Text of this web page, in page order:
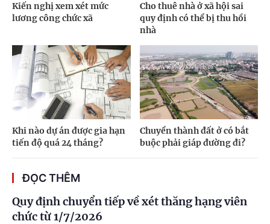
Kiến nghị xem xét mức
lương công chức xã
Cho thuê nhà ở xã hội sai
quy định có thể bị thu hồi
nhà
Khi nào dự án được gia hạn
tiến độ quá 24 tháng?
Chuyển thành đất ở có bắt
buộc phải giáp đường đi?
ĐỌC THÊM
Quy định chuyển tiếp về xét thăng hạng viên
chức từ 1/7/2026